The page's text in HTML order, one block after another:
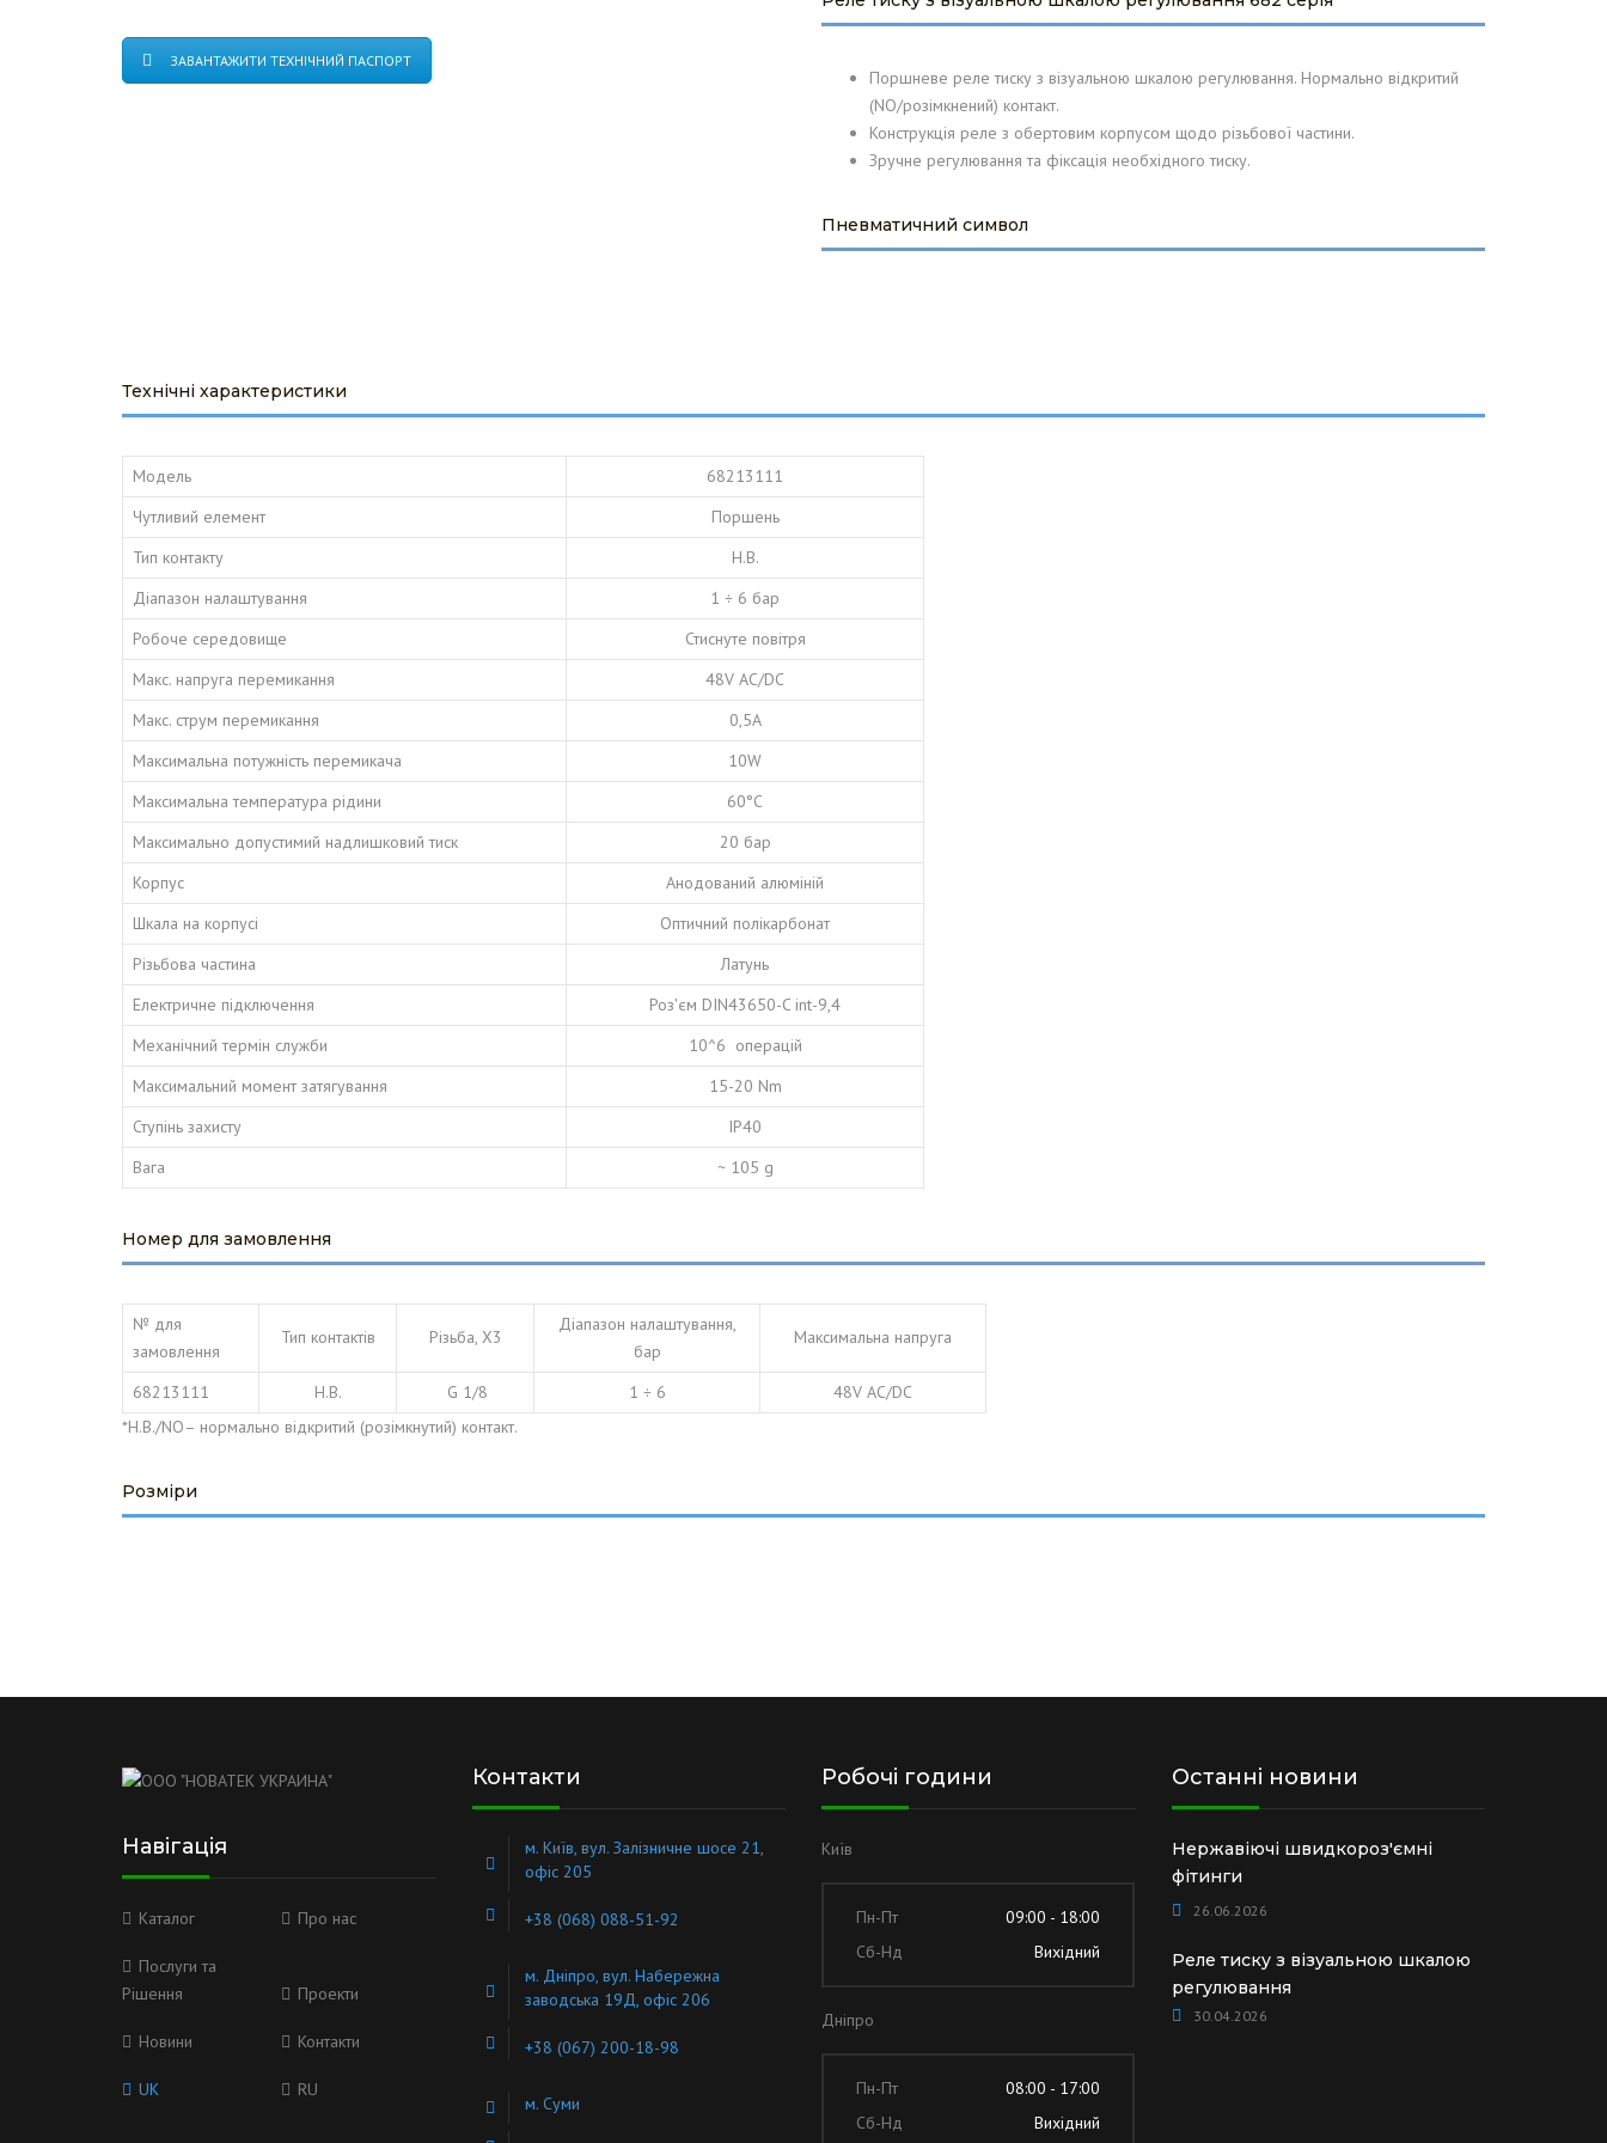
ЗАВАНТАЖИТИ ТЕХНІЧНИЙ ПАСПОРТ
Поршневе реле тиску з візуальною шкалою регулювання. Нормально відкритий
(NO/розімкнений) контакт.
Конструкція реле з обертовим корпусом щодо різьбової частини.
Зручне регулювання та фіксація необхідного тиску.
Пневматичний символ
Технічні характеристики
Модель
68213111
Чутливий елемент
Поршень
Тип контакту
Н.В.
Діапазон налаштування
1 ÷ 6 бар
Робоче середовище
Стиснуте повітря
Макс. напруга перемикання
48V AC/DC
Макс. струм перемикання
0,5A
Максимальна потужність перемикача
10W
Максимальна температура рідини
60°C
Максимально допустимий надлишковий тиск
20 бар
Корпус
Анодований алюміній
Шкала на корпусі
Оптичний полікарбонат
Різьбова частина
Латунь
Електричне підключення
Роз'єм DIN43650-C int-9,4
Механічний термін служби
10^6 операцій
Максимальний момент затягування
15-20 Nm
Ступінь захисту
IP40
Вага
~ 105 g
Номер для замовлення
№ для
замовлення
Тип контактів Різьба, Х3
Діапазон налаштування,
бар
Максимальна напруга
68213111 Н.В. G 1/8 1 ÷ 6
48V AC/DC
*Н.В./NO– нормально відкритий (розімкнутий) контакт.
Розміри
Навігація
Каталог Про нас
Послуги та
Рішення
Проекти
Новини Контакти
UK RU
Контакти
м. Київ, вул. Залізничне шосе 21,
офіс 205
+38 (068) 088-51-92
м. Дніпро, вул. Набережна
заводська 19Д, офіс 206
+38 (067) 200-18-98
м. Суми
Робочі години
Київ
Пн-Пт
09:00 - 18:00
Сб-Нд
Вихідний
Дніпро
Пн-Пт
08:00 - 17:00
Сб-Нд
Вихідний
Останні новини
Нержавіючі швидкороз'ємні
фітинги
26.06.2026
Реле тиску з візуальною шкалою
регулювання
30.04.2026